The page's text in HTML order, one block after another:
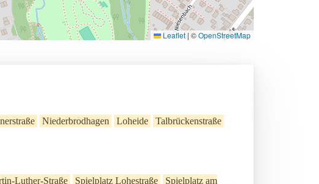
Leaflet | ©OpenStreetMap
Niederbrodhagen Loheide
Talbrückenstraße
Luther-Straße Spielplatz Lohestraße
Spielplatz am